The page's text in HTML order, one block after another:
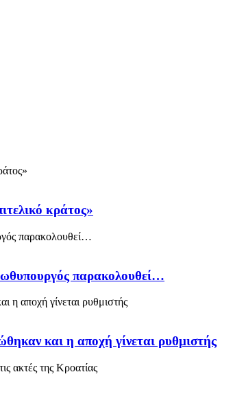
κράτος»
παρακολουθεί…
και η αποχή γίνεται ρυθμιστής